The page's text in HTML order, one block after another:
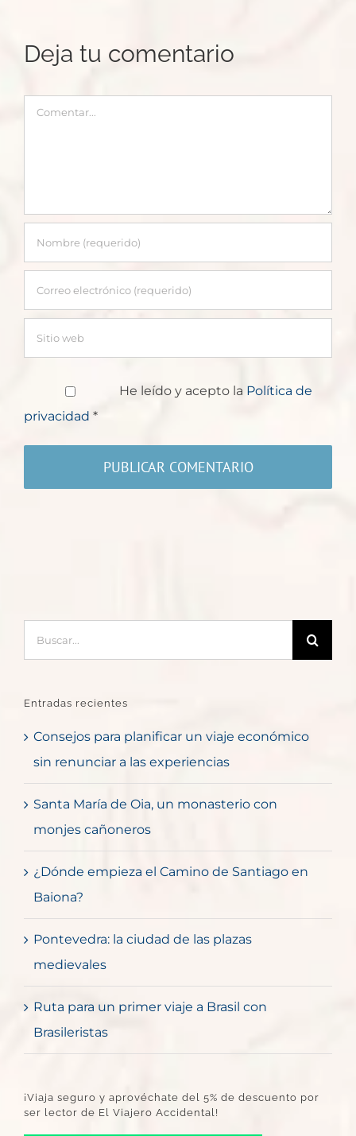
Deja tu comentario
Comentar
He leído y acepto la Política de
privacidad *
Entradas recientes
Consejos para planificar un viaje económico
sin renunciar a las experiencias
Santa María de Oia, un monasterio con
monjes cañoneros
¿Dónde empieza el Camino de Santiago en
Baiona?
Pontevedra: la ciudad de las plazas
medievales
Ruta para un primer viaje a Brasil con
Brasileristas
¡Viaja seguro y aprovéchate del 5% de descuento por
ser lector de El Viajero Accidental!